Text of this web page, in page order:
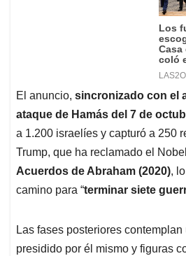
El anuncio, sincronizado con el
ataque de Hamás del 7 de
a 1.200 israelíes y capturó a 250
Trump, que ha reclamado el
Acuerdos de Abraham (2020),
camino para “terminar siete
Las fases posteriores contemplan
presidido por él mismo y figuras